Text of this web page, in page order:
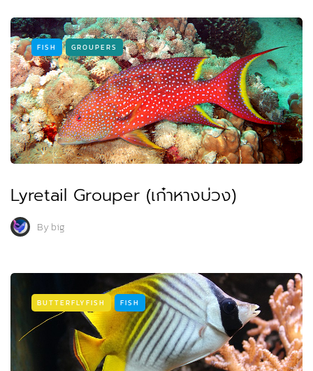
FISH GROUPERS
Lyretail Grouper (เก๋าหางบ่วง)
Bybig
BUTTERFLYFISH FISH